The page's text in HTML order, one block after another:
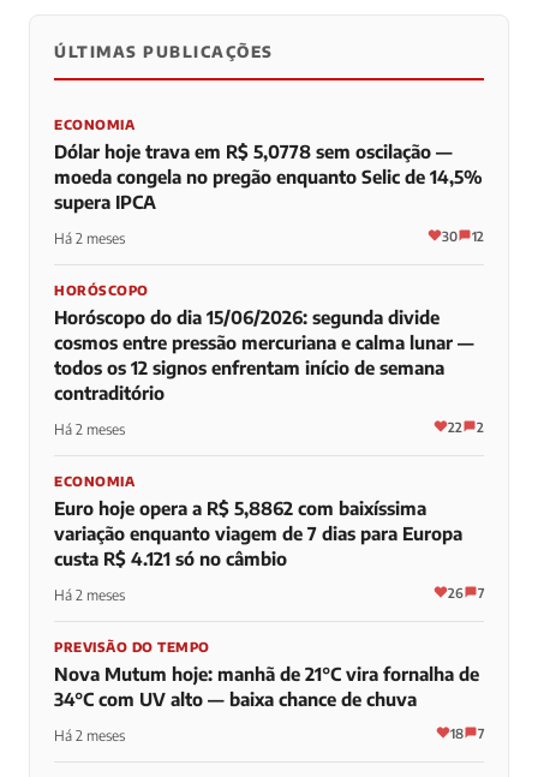
0 0 0
ÚLTIMAS PUBLICAÇÕES
ECONOMIA
Dólar hoje trava em R$ 5,0778 sem oscilação —
moeda congela no pregão enquanto Selic de 14,5%
supera IPCA
Há 2 meses 30 12
HORÓSCOPO
Horóscopo do dia 15/06/2026: segunda divide
cosmos entre pressão mercuriana e calma lunar —
todos os 12 signos enfrentam início de semana
contraditório
Há 2 meses 22 2
ECONOMIA
Euro hoje opera a R$ 5,8862 com baixíssima
variação enquanto viagem de 7 dias para Europa
custa R$ 4.121 só no câmbio
Há 2 meses 26 7
PREVISÃO DO TEMPO
Nova Mutum hoje: manhã de 21°C vira fornalha de
34°C com UV alto — baixa chance de chuva
Há 2 meses 18 7